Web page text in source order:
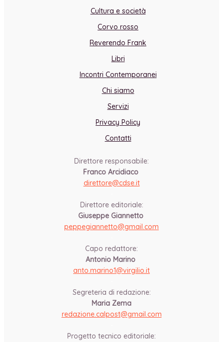
Cultura e società
Corvo rosso
Reverendo Frank
Libri
Incontri Contemporanei
Chi siamo
Servizi
Privacy Policy
Contatti
Direttore responsabile:
Franco Arcidiaco
direttore@cdse.it
Direttore editoriale:
Giuseppe Giannetto
peppegiannetto@gmail.com
Capo redattore:
Antonio Marino
anto.marino1@virgilio.it
Segreteria di redazione:
Maria Zema
redazione.calpost@gmail.com
Progetto tecnico editoriale: